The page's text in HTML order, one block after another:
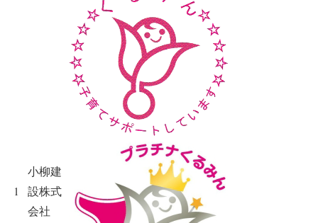
1
小柳建
設株式
会社